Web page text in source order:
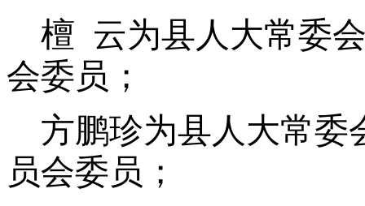
檀 云为县人大常委
会委员；
方鹏珍为县人大常委
员会委员；